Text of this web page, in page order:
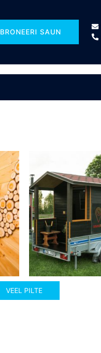
BRONEERI SAUN
VEEL PILTE